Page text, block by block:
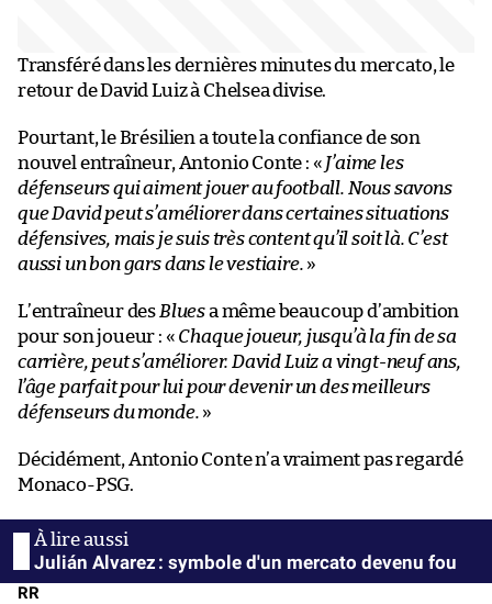
Transféré dans les dernières minutes du mercato, le
retour de David Luiz à Chelsea divise.
Pourtant, le Brésilien a toute la confiance de son
nouvel entraîneur, Antonio Conte : « J’aime les
défenseurs qui aiment jouer au football. Nous savons
que David peut s’améliorer dans certaines situations
défensives, mais je suis très content qu’il soit là. C’est
aussi un bon gars dans le vestiaire. »
L’entraîneur des Bluesa même beaucoup d’ambition
pour son joueur : « Chaque joueur, jusqu’à la fin de sa
carrière, peut s’améliorer. David Luiz a vingt-neuf ans,
l’âge parfait pour lui pour devenir un des meilleurs
défenseurs du monde. »
Décidément, Antonio Conte n’a vraiment pas regardé
Monaco-PSG.
Julián Alvarez : symbole d'un mercato devenu fou
RR